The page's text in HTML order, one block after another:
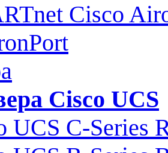
Cisco
Cisco UCS
UCS C-Series